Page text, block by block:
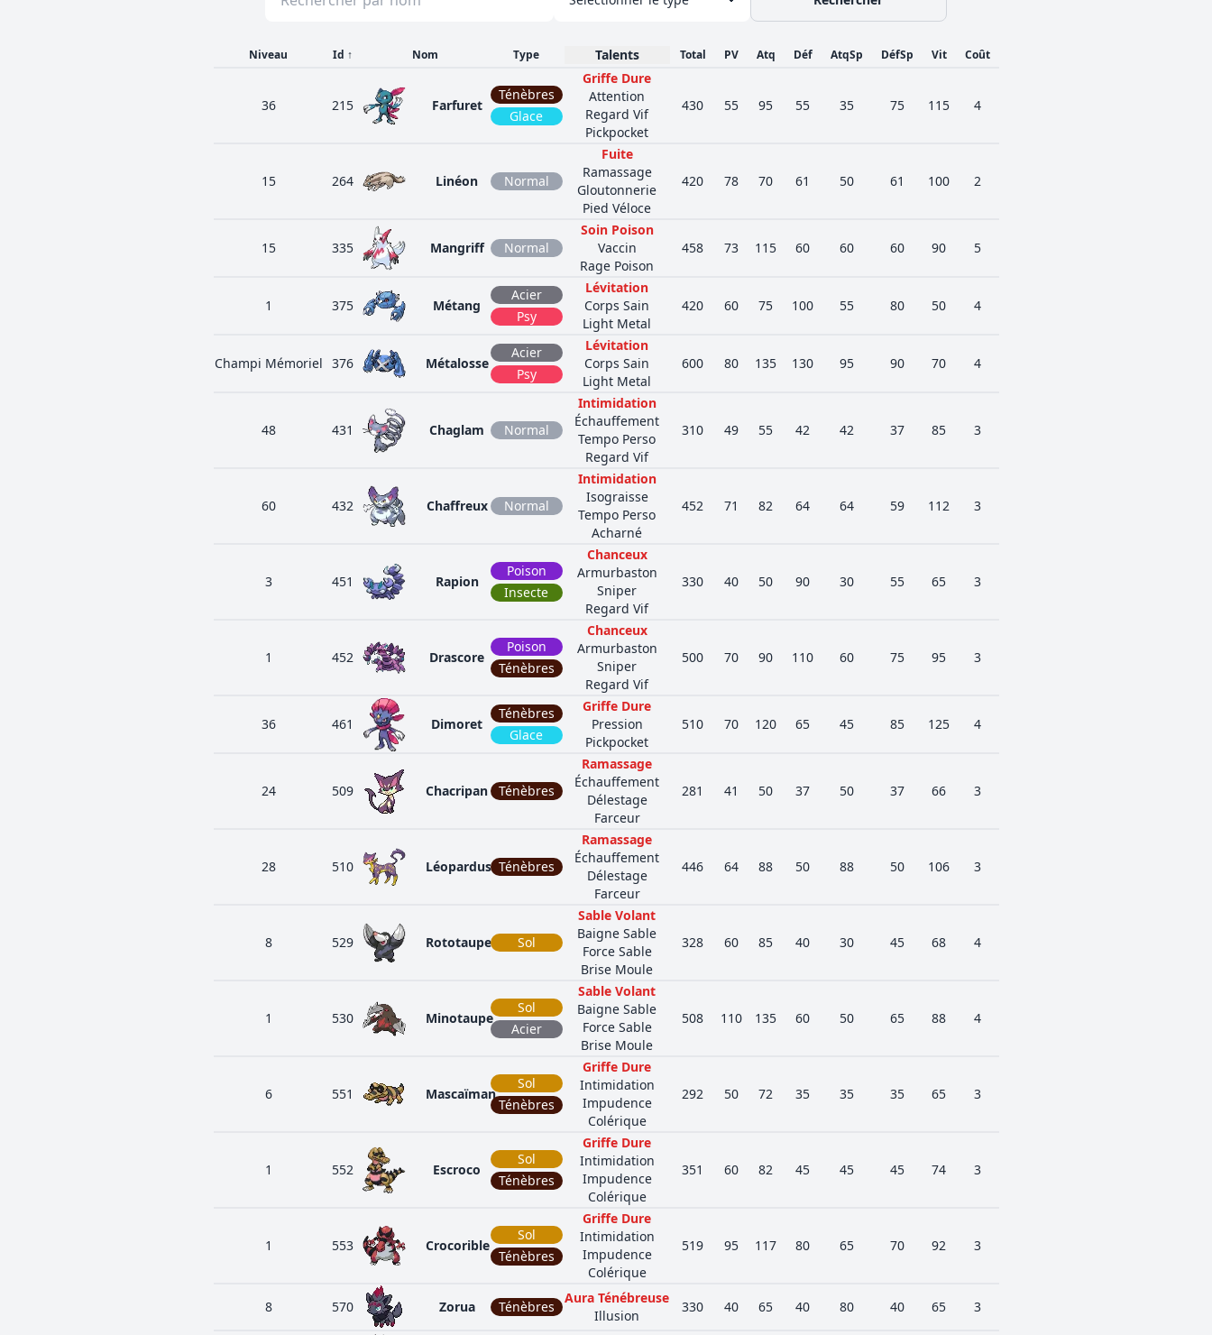
Niveau Id ↑ Nom Type Talents Total PV Atq Déf AtqSp DéfSp Vit Coût
36 215 Farfuret
Ténèbres
Glace
Griffe Dure
Attention
Regard Vif
Pickpocket
430 55 95 55 35 75 115 4
15 264 Linéon Normal
Fuite
Ramassage
Gloutonnerie
Pied Véloce
420 78 70 61 50 61 100 2
15 335 Mangriff Normal
Soin Poison
Vaccin
Rage Poison
458 73 115 60 60 60 90 5
1 375 Métang
Acier
Psy
Lévitation
Corps Sain
Light Metal
420 60 75 100 55 80 50 4
Champi Mémoriel 376 Métalosse
Acier
Psy
Lévitation
Corps Sain
Light Metal
600 80 135 130 95 90 70 4
48 431 Chaglam Normal
Intimidation
Échauffement
Tempo Perso
Regard Vif
310 49 55 42 42 37 85 3
60 432 Chaffreux Normal
Intimidation
Isograisse
Tempo Perso
Acharné
452 71 82 64 64 59 112 3
3 451 Rapion
Poison
Insecte
Chanceux
Armurbaston
Sniper
Regard Vif
330 40 50 90 30 55 65 3
1 452 Drascore
Poison
Ténèbres
Chanceux
Armurbaston
Sniper
Regard Vif
500 70 90 110 60 75 95 3
36 461 Dimoret
Ténèbres
Glace
Griffe Dure
Pression
Pickpocket
510 70 120 65 45 85 125 4
24 509 Chacripan Ténèbres
Ramassage
Échauffement
Délestage
Farceur
281 41 50 37 50 37 66 3
28 510 Léopardus Ténèbres
Ramassage
Échauffement
Délestage
Farceur
446 64 88 50 88 50 106 3
8 529 Rototaupe Sol
Sable Volant
Baigne Sable
Force Sable
Brise Moule
328 60 85 40 30 45 68 4
1 530 Minotaupe
Sol
Acier
Sable Volant
Baigne Sable
Force Sable
Brise Moule
508 110 135 60 50 65 88 4
6 551 Mascaïman
Sol
Ténèbres
Griffe Dure
Intimidation
Impudence
Colérique
292 50 72 35 35 35 65 3
1 552 Escroco
Sol
Ténèbres
Griffe Dure
Intimidation
Impudence
Colérique
351 60 82 45 45 45 74 3
1 553 Crocorible
Sol
Ténèbres
Griffe Dure
Intimidation
Impudence
Colérique
519 95 117 80 65 70 92 3
8 570 Zorua Ténèbres
Aura Ténébreuse
Illusion
330 40 65 40 80 40 65 3